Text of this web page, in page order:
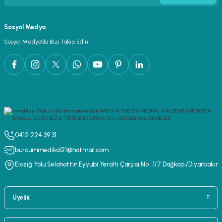
Sosyal Medya
Sosyal Medya’da Bizi Takip Edin.
0412 224 39 31
burcummedikal21@hotmail.com
Elazığ Yolu Selahattin Eyyubi Yeraltı Çarşısı No : 1/7 Dağkapı/Diyarbakır
Üyelik